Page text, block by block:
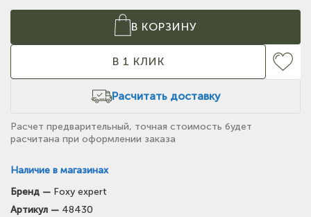
В КОРЗИНУ
В 1 КЛИК
Расчитать доставку
Наличие в магазинах
Тел: +7-903-947-7028
Бренд — Foxy expert
Артикул — 48430
Расчет предварительный, точная стоимость будет
расчитана при оформлении заказа